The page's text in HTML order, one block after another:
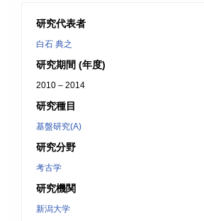
研究代表者
白石 典之
研究期間 (年度)
2010 – 2014
研究種目
基盤研究(A)
研究分野
考古学
研究機関
新潟大学